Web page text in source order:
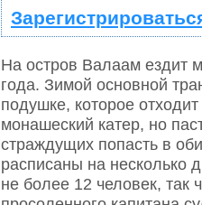
На остров Валаам ездит
года. Зимой основной
подушке, которое
монашеский катер, но
страждущих попасть в
расписаны на несколько
не более 12 человек, так